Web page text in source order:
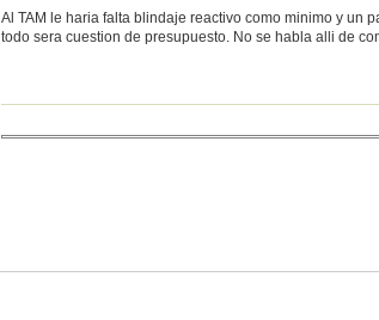
Al TAM le haria falta blindaje reactivo como minimo y un
todo sera cuestion de presupuesto. No se habla alli de